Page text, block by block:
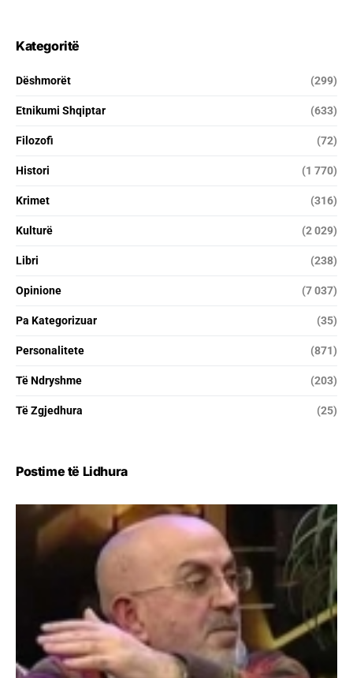
Kategoritë
Dëshmorët (299)
Etnikumi Shqiptar (633)
Filozofi (72)
Histori (1 770)
Krimet (316)
Kulturë (2 029)
Libri (238)
Opinione (7 037)
Pa Kategorizuar (35)
Personalitete (871)
Të Ndryshme (203)
Të Zgjedhura (25)
Postime të Lidhura